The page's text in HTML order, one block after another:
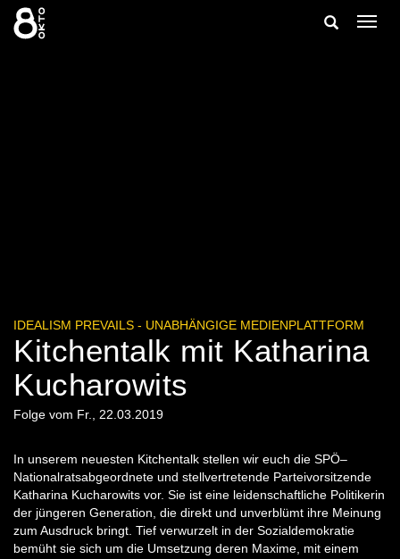
Zum
Inhalt
springen
Suche
IDEALISM PREVAILS - UNABHÄNGIGE MEDIENPLATTFORM
Kitchentalk mit Katharina
Kucharowits
Folge vom Fr., 22.03.2019
In unserem neuesten Kitchentalk stellen wir euch die SPÖ–
Nationalratsabgeordnete und stellvertretende Parteivorsitzende
Katharina Kucharowits vor. Sie ist eine leidenschaftliche Politikerin
der jüngeren Generation, die direkt und unverblümt ihre Meinung
zum Ausdruck bringt. Tief verwurzelt in der Sozialdemokratie
bemüht sie sich um die Umsetzung deren Maxime, mit einem